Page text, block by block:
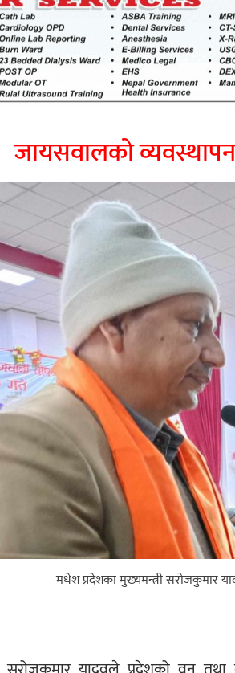
कर्णाली प्रदेश
सुदूरपश्चिम प्रदेश
सकिनै लाग्दा खुल्यो वन
सहुलियत ऋण लिने बाटो
ठाउँमा राजर्षिजनक
भवन बनाउन
आनाकानी
जायसवालको
मधेश प्रदेशका मुख्यमन्त्री सरोजकुमार